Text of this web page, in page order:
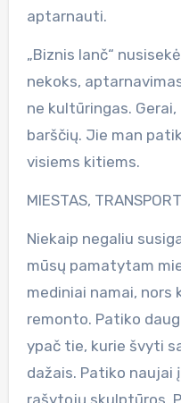
aptarnauti.
„Biznis lanč“
nekoks,
ne kultūringas.
barščių. Jie man
visiems kitiems.
MIESTAS,
Niekaip negaliu
mūsų pamatytam
mediniai namai, nors
remonto. Patiko
ypač tie, kurie švyti
dažais. Patiko
rašytojų skulptūros.